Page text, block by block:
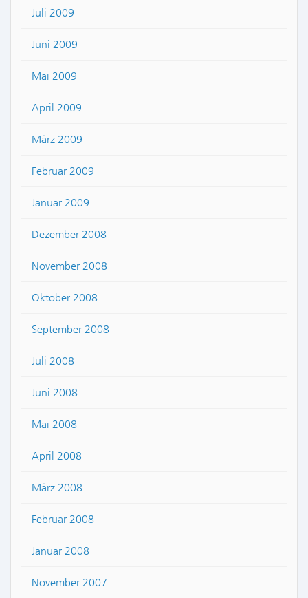
Juli 2009
Juni 2009
Mai 2009
April 2009
März 2009
Februar 2009
Januar 2009
Dezember 2008
November 2008
Oktober 2008
September 2008
Juli 2008
Juni 2008
Mai 2008
April 2008
März 2008
Februar 2008
Januar 2008
November 2007